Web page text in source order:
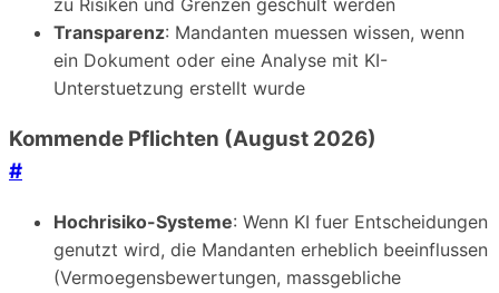
Transparenz: Mandanten muessen wissen, wenn
ein Dokument oder eine Analyse mit KI-
Unterstuetzung erstellt wurde
Kommende Pflichten (August 2026)
#
Hochrisiko-Systeme: Wenn KI fuer Entscheidungen
genutzt wird, die Mandanten erheblich beeinflussen
(Vermoegensbewertungen, massgebliche